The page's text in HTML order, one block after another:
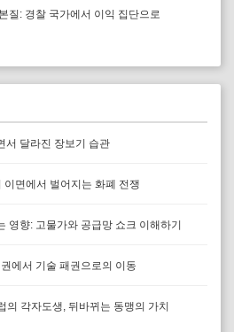
질: 경찰 국가에서 이익 집단으로
서 달라진 장보기 습관
면에서 벌어지는 화폐 전쟁
영향: 고물가와 공급망 쇼크 이해하기
에서 기술 패권으로의 이동
의 각자도생, 뒤바뀌는 동맹의 가치